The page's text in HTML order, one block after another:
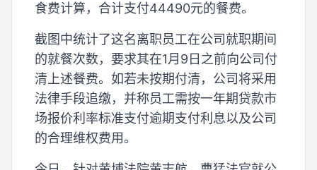
食费计算，合计支付44490元的餐费。
截图中统计了这名离职员工在公司就职期间
的就餐次数，要求其在1月9日之前向公司付
清上述餐费。如若未按期付清，公司将采用
法律手段追缴，并称员工需按一年期贷款市
场报价利率标准支付逾期支付利息以及公司
的合理维权费用。